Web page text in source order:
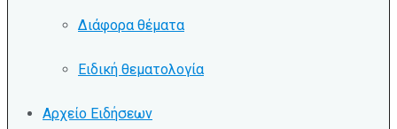
Διάφορα θέματα
Ειδική θεματολογία
Αρχείο Ειδήσεων